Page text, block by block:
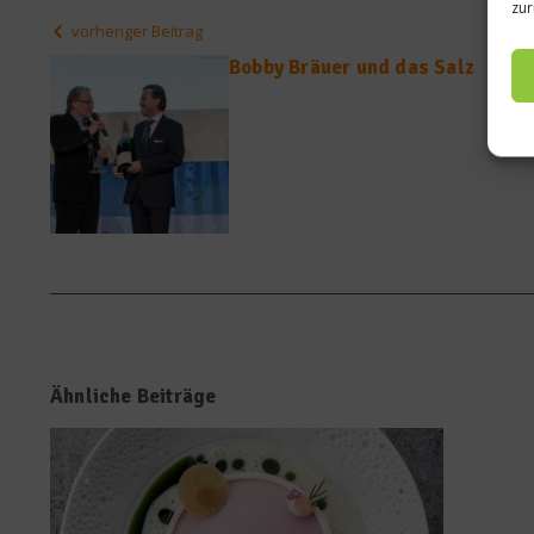
vorheriger Beitrag
Bobby Bräuer und das Salz
Ähnliche Beiträge